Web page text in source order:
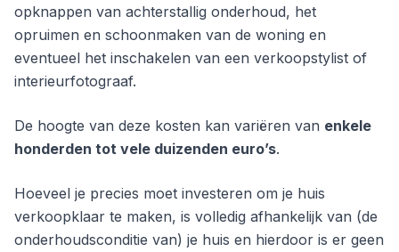
opknappen van achterstallig onderhoud, het
opruimen en schoonmaken van de woning en
eventueel het inschakelen van een verkoopstylist of
interieurfotograaf.
De hoogte van deze kosten kan variëren van enkele
honderden tot vele duizenden euro’s.
Hoeveel je precies moet investeren om je huis
verkoopklaar te maken, is volledig afhankelijk van (de
onderhoudsconditie van) je huis en hierdoor is er geen